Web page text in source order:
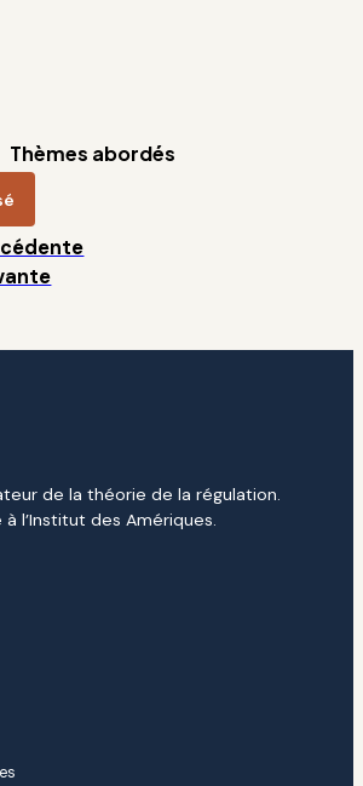
Thèmes abordés
de la théorie de la régulation.
l’Institut des Amériques.